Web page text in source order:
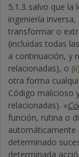
5.1.3. salvo que la
ingeniería
transformar o
(incluidas todas
a continuación, y
relacionadas), o (ii)
otra forma
Código malicioso
relacionadas). «
función, rutina o
automáticamente
determinado
determinada